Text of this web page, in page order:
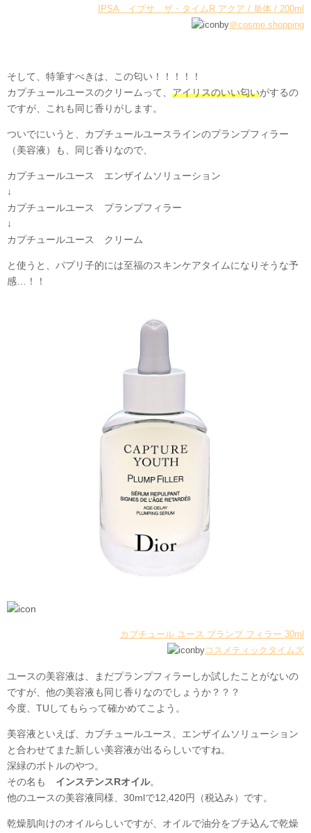
IPSA イプサ ザ・タイムR アクア / 単体 / 200ml
by＠cosme shopping
そして、特筆すべきは、この匂い！！！！！
カプチュールユースのクリームって、 アイリスのいい匂いがするの
ですが、これも同じ香りがします。
ついでにいうと、カプチュールユースラインのプランプフィラー
（美容液）も、同じ香りなので、
カプチュールユース エンザイムソリューション
↓
カプチュールユース プランプフィラー
↓
カプチュールユース クリーム
と使うと、パプリ子的には至福のスキンケアタイムになりそうな予
感…！！
カプチュール ユース プランプ フィラー 30ml
byコスメティックタイムズ
ユースの美容液は、まだプランプフィラーしか試したことがないの
ですが、他の美容液も同じ香りなのでしょうか？？？
今度、TUしてもらって確かめてこよう。
美容液といえば、カプチュールユース、エンザイムソリューション
と合わせてまた新しい美容液が出るらしいですね。
深緑のボトルのやつ。
その名も インステンスRオイル。
他のユースの美容液同様、30mlで12,420円（税込み）です。
乾燥肌向けのオイルらしいですが、オイルで油分をブチ込んで乾燥